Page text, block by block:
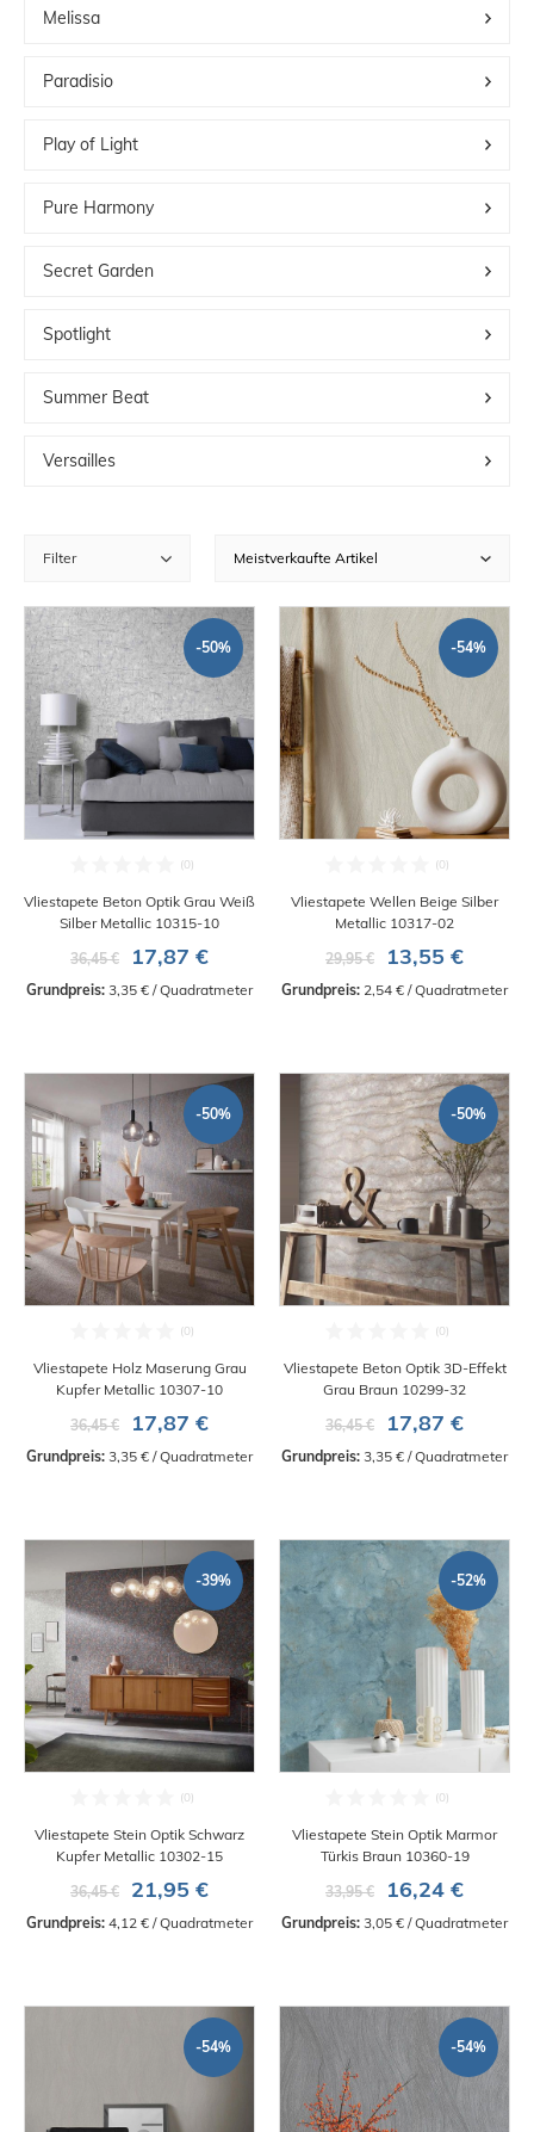
Summer Beat
Paradisio
Spotlight
Versailles
Play of Light
Melissa
Secret Garden
Pure Harmony
Filter
-50%
Vliestapete Beton Optik Grau Weiß
Silber Metallic 10315-10
36,45 €
17,87 €
Grundpreis: 3,35 € / Quadratmeter
-54%
Vliestapete Wellen Beige Silber
Metallic 10317-02
29,95 €
13,55 €
Grundpreis: 2,54 € / Quadratmeter
-50%
Vliestapete Holz Maserung Grau
Kupfer Metallic 10307-10
36,45 €
17,87 €
Grundpreis: 3,35 € / Quadratmeter
-50%
Vliestapete Beton Optik 3D-Effekt
Grau Braun 10299-32
36,45 €
17,87 €
Grundpreis: 3,35 € / Quadratmeter
-39%
Vliestapete Stein Optik Schwarz
Kupfer Metallic 10302-15
36,45 €
21,95 €
Grundpreis: 4,12 € / Quadratmeter
-52%
Vliestapete Stein Optik Marmor
Türkis Braun 10360-19
33,95 €
16,24 €
Grundpreis: 3,05 € / Quadratmeter
-54% -54%